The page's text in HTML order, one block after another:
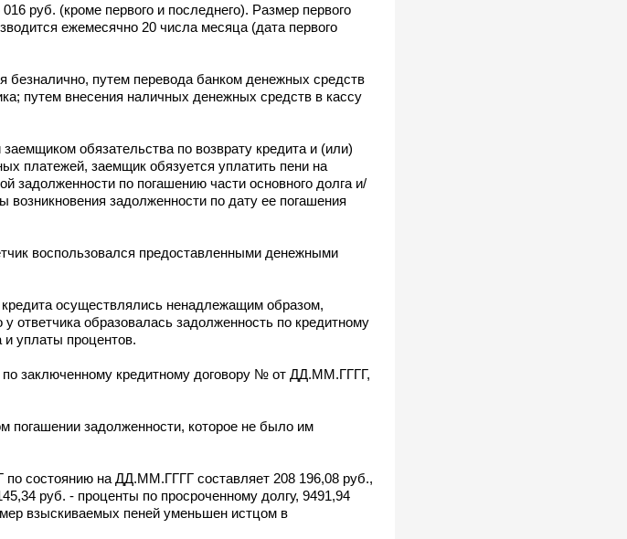
руб. (кроме первого и последнего). Размер первого
ежемесячно 20 числа месяца (дата первого
безналично, путем перевода банком денежных средств
путем внесения наличных денежных средств в кассу
обязательства по возврату кредита и (или)
платежей, заемщик обязуется уплатить пени на
задолженности по погашению части основного долга и/
возникновения задолженности по дату ее погашения
воспользовался предоставленными денежными
осуществлялись ненадлежащим образом,
ответчика образовалась задолженность по кредитному
и уплаты процентов.
заключенному кредитному договору № от ДД.ММ.ГГГГ,
погашении задолженности, которое не было им
состоянию на ДД.ММ.ГГГГ составляет 208 196,08 руб.,
руб. - проценты по просроченному долгу, 9491,94
взыскиваемых пеней уменьшен истцом в